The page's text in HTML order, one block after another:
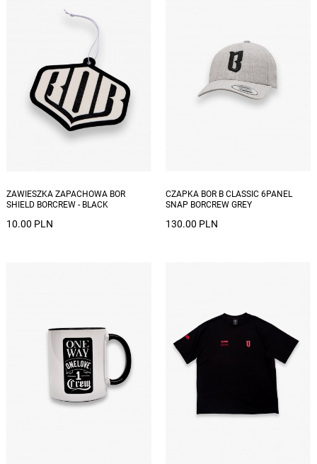
ZAWIESZKA ZAPACHOWA BOR
SHIELD BORCREW - BLACK
10.00 PLN
CZAPKA BOR B CLASSIC 6PANEL
SNAP BORCREW GREY
130.00 PLN